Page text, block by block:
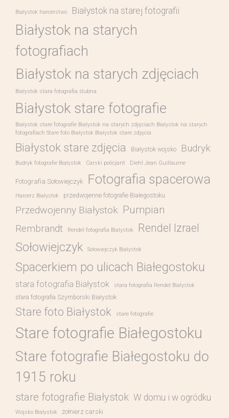
Białystok harcerstwo Białystok na starej fotografii
Białystok na starych
fotografiach
Białystok na starych zdjęciach
Białystok stara fotografia ślubna
Białystok stare fotografie
Białystok stare fotografie Białystok na starych zdjęciach Białystok na starych
fotografiach Stare foto Białystok Białystok stare zdjęcia
Białystok stare zdjęcia Białystok wojsko Budryk
Budryk fotografie Białystok Carski policjant Diehl Jean Guillaume
Fotografia Sołowiejczyk Fotografia spacerowa
Harcerz Białystok przedwojenne fotografie Białegostoku
Przedwojenny Białystok Pumpian
Rembrandt Rendel fotografia Bialystok Rendel Izrael
Sołowiejczyk Sołowiejczyk Białystok
Spacerkiem po ulicach Białegostoku
stara fotografia Białystok stara fotografia Rendel Białystok
stara fotografia Szymborski Białystok
Stare foto Białystok stare fotografie
Stare fotografie Białegostoku
Stare fotografie Białegostoku do
1915 roku
stare fotografie Białystok W domu i w ogródku
Wojsko Białystok żołnierz carski